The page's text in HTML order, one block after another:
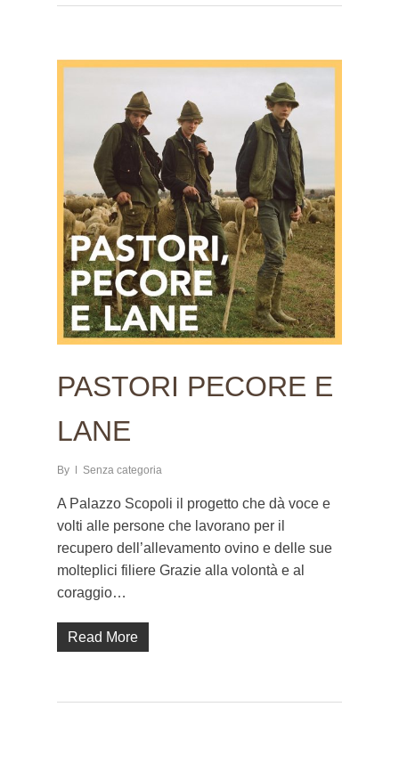
PASTORI PECORE E
LANE
By Senza categoria
A Palazzo Scopoli il progetto che dà voce e
volti alle persone che lavorano per il
recupero dell’allevamento ovino e delle sue
molteplici filiere Grazie alla volontà e al
coraggio…
Read More